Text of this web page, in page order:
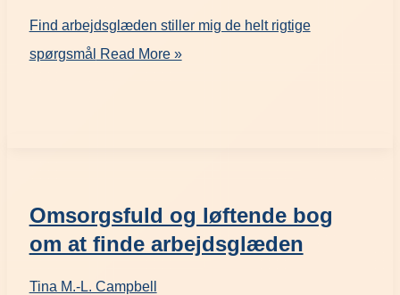
Find arbejdsglæden stiller mig de helt rigtige
spørgsmål Read More »
Omsorgsfuld og løftende bog
om at finde arbejdsglæden
Tina M.-L. Campbell